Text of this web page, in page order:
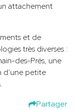
attachement
et de
très diverses :
des-Prés, une
d’une petite
Partager